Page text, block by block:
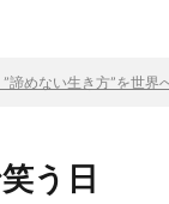
諦めない生き方”を世界
う日